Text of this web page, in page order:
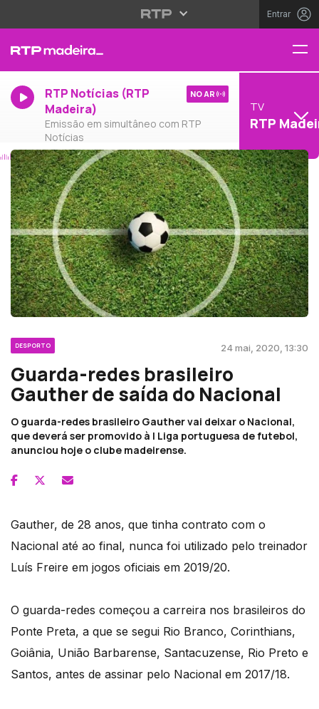
Entrar
RTP Notícias (RTP
Madeira)
Emissão em simultâneo com RTP
Notícias
NO AR
TV
RTP
DESPORTO 24 mai, 2020, 13:30
Guarda-redes brasileiro
Gauther de saída do Nacional
O guarda-redes brasileiro Gauther vai deixar o Nacional,
que deverá ser promovido à I Liga portuguesa de futebol,
anunciou hoje o clube madeirense.
Gauther, de 28 anos, que tinha contrato com o
Nacional até ao final, nunca foi utilizado pelo treinador
Luís Freire em jogos oficiais em 2019/20.
O guarda-redes começou a carreira nos brasileiros do
Ponte Preta, a que se segui Rio Branco, Corinthians,
Goiânia, União Barbarense, Santacuzense, Rio Preto e
Santos, antes de assinar pelo Nacional em 2017/18.